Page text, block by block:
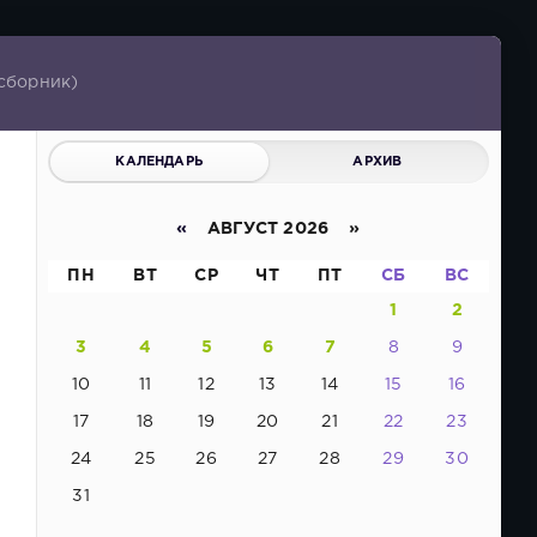
КАЛЕНДАРЬ АРХИВ
« АВГУСТ 2026 »
ПН ВТ СР ЧТ ПТ СБ ВС
1 2
3 4 5 6 7 8 9
10 11 12 13 14 15 16
17 18 19 20 21 22 23
24 25 26 27 28 29 30
31